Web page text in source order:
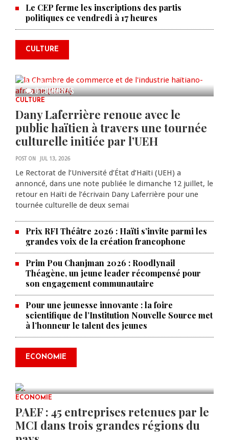
Le CEP ferme les inscriptions des partis
politiques ce vendredi à 17 heures
CULTURE
0 COMMENTS
La Chambre de commerce et de
l'industrie haïtiano-africaine
annonce des activités pour
commémorer le 235e
anniversaire de la cérémonie du
AUG 05, 2026
CULTURE
Dany Laferrière renoue avec le
public haïtien à travers une tournée
culturelle initiée par l’UEH
POST ON JUL 13, 2026
Le Rectorat de l’Université d’État d’Haïti (UEH) a
annoncé, dans une note publiée le dimanche 12 juillet, le
retour en Haïti de l’écrivain Dany Laferrière pour une
tournée culturelle de deux semai
Prix RFI Théâtre 2026 : Haïti s’invite parmi les
grandes voix de la création francophone
Prim Pou Chanjman 2026 : Roodlynail
Théagène, un jeune leader récompensé pour
son engagement communautaire
Pour une jeunesse innovante : la foire
scientifique de l’Institution Nouvelle Source met
à l’honneur le talent des jeunes
ECONOMIE
0 COMMENTS
Produire le savoir pour
transformer Haïti : BRH lance la
2ᵉ édition de ses Journées
scientifiques
ECONOMIE
PAEF : 45 entreprises retenues par le
MCI dans trois grandes régions du